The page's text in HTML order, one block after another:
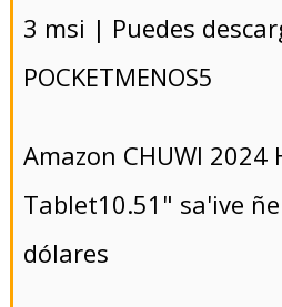
3 msi | Puedes
POCKETMENOS5
Amazon CHUWI 2024
Tablet10.51" sa'ive
dólares